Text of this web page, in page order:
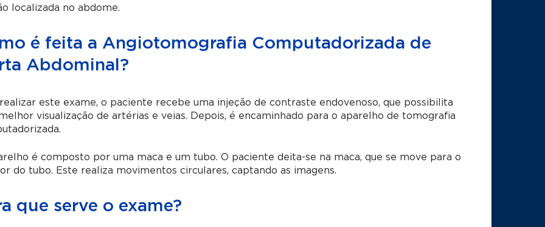
localizada no abdome.
é feita a Angiotomografia Computadorizada de
Abdominal?
este exame, o paciente recebe uma injeção de contraste endovenoso, que possibilita
visualização de artérias e veias. Depois, é encaminhado para o aparelho de tomografia
é composto por uma maca e um tubo. O paciente deita-se na maca, que se move para o
do tubo. Este realiza movimentos circulares, captando as imagens.
que serve o exame?